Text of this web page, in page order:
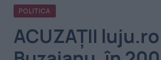
POLITICA
ACUZAȚII